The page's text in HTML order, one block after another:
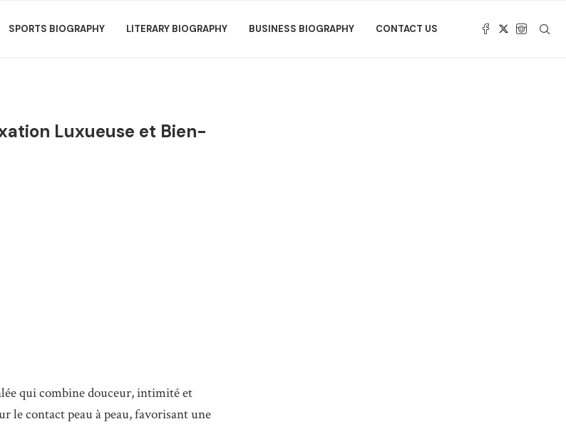
SPORTS BIOGRAPHY LITERARY BIOGRAPHY BUSINESS BIOGRAPHY CONTACT US
Luxueuse et Bien-
qui combine douceur, intimité et
le contact peau à peau, favorisant une